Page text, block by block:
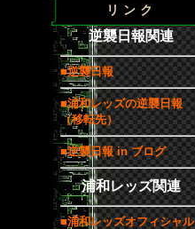
リンク
逆襲日報関連
■逆襲日報
■浦和レッズの逆襲日報
（移転先）
■逆襲日報 in ブログ
浦和レッズ関連
■浦和レッズオフィシャル